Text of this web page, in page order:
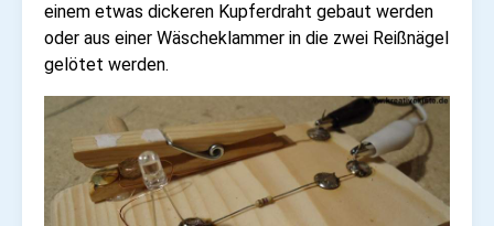
einem etwas dickeren Kupferdraht gebaut werden
oder aus einer Wäscheklammer in die zwei Reißnägel
gelötet werden.